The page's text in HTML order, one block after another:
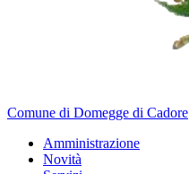
Comune di Domegge di Cadore
Amministrazione
Novità